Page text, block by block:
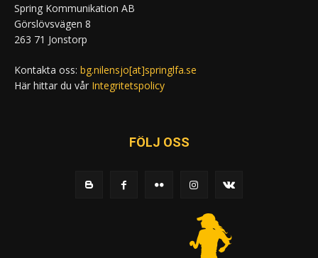
Spring Kommunikation AB
Görslövsvägen 8
263 71 Jonstorp
Kontakta oss: bg.nilensjo[at]springlfa.se
Här hittar du vår Integritetspolicy
FÖLJ OSS